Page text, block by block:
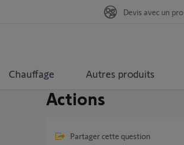
Chauffage Autres produits
Devis avec un pro
Actions
Partager cette question